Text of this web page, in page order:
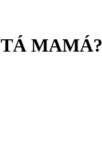
MAMÁ?